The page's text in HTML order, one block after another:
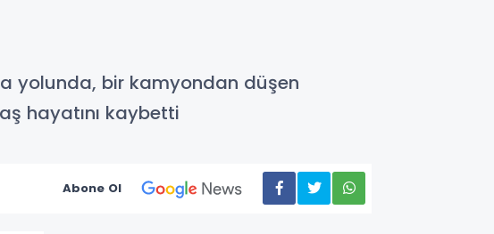
yolunda, bir kamyondan düşen
hayatını kaybetti
Abone Ol